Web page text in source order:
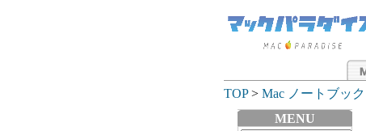
TOP> Mac ノートブック
MENU